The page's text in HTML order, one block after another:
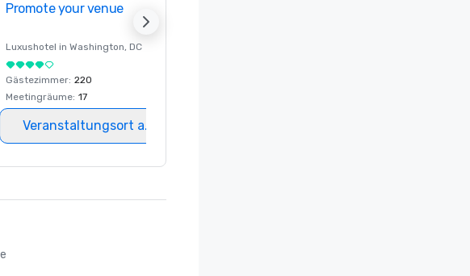
Promote your venue
Luxushotel in Washington, DC
Gästezimmer: 220
Meetingräume: 17
Veranstaltungsort auswählen